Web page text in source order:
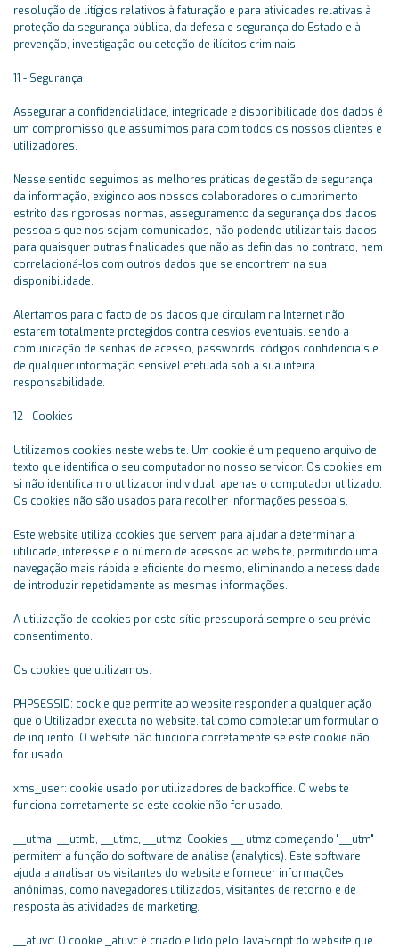
resolução de litígios relativos à faturação e para atividades relativas à
proteção da segurança pública, da defesa e segurança do Estado e à
prevenção, investigação ou deteção de ilícitos criminais.
11 - Segurança
Assegurar a confidencialidade, integridade e disponibilidade dos dados é
um compromisso que assumimos para com todos os nossos clientes e
utilizadores.
Nesse sentido seguimos as melhores práticas de gestão de segurança
da informação, exigindo aos nossos colaboradores o cumprimento
estrito das rigorosas normas, asseguramento da segurança dos dados
pessoais que nos sejam comunicados, não podendo utilizar tais dados
para quaisquer outras finalidades que não as definidas no contrato, nem
correlacioná-los com outros dados que se encontrem na sua
disponibilidade.
Alertamos para o facto de os dados que circulam na Internet não
estarem totalmente protegidos contra desvios eventuais, sendo a
comunicação de senhas de acesso, passwords, códigos confidenciais e
de qualquer informação sensível efetuada sob a sua inteira
responsabilidade.
12 - Cookies
Utilizamos cookies neste website. Um cookie é um pequeno arquivo de
texto que identifica o seu computador no nosso servidor. Os cookies em
si não identificam o utilizador individual, apenas o computador utilizado.
Os cookies não são usados para recolher informações pessoais.
Este website utiliza cookies que servem para ajudar a determinar a
utilidade, interesse e o número de acessos ao website, permitindo uma
navegação mais rápida e eficiente do mesmo, eliminando a necessidade
de introduzir repetidamente as mesmas informações.
A utilização de cookies por este sítio pressuporá sempre o seu prévio
consentimento.
Os cookies que utilizamos:
PHPSESSID: cookie que permite ao website responder a qualquer ação
que o Utilizador executa no website, tal como completar um formulário
de inquérito. O website não funciona corretamente se este cookie não
for usado.
xms_user: cookie usado por utilizadores de backoffice. O website
funciona corretamente se este cookie não for usado.
__utma, __utmb, __utmc, __utmz: Cookies __ utmz começando "__utm"
permitem a função do software de análise (analytics). Este software
ajuda a analisar os visitantes do website e fornecer informações
anónimas, como navegadores utilizados, visitantes de retorno e de
resposta às atividades de marketing.
__atuvc: O cookie _atuvc é criado e lido pelo JavaScript do website que